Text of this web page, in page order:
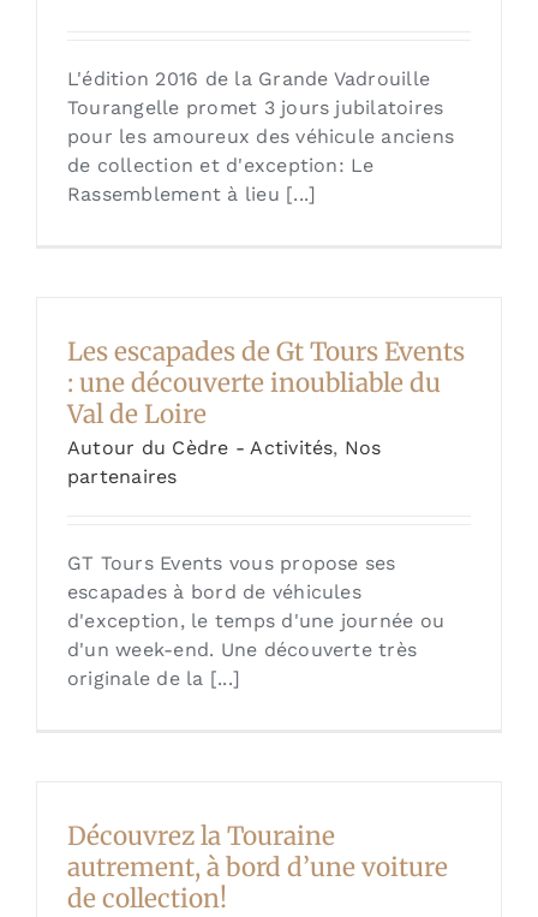
L'édition 2016 de la Grande Vadrouille
Tourangelle promet 3 jours jubilatoires
pour les amoureux des véhicule anciens
de collection et d'exception: Le
Rassemblement à lieu [...]
Les escapades de Gt Tours Events
: une découverte inoubliable du
Val de Loire
Autour du Cèdre - Activités, Nos
partenaires
GT Tours Events vous propose ses
escapades à bord de véhicules
d'exception, le temps d'une journée ou
d'un week-end. Une découverte très
originale de la [...]
Découvrez la Touraine
autrement, à bord d’une voiture
de collection!